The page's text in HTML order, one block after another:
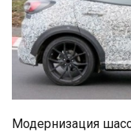
Модернизация